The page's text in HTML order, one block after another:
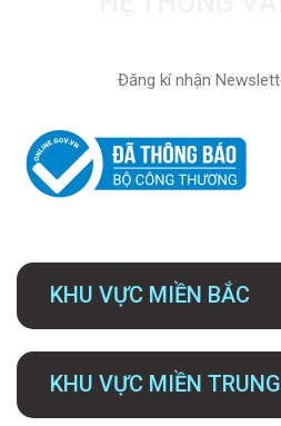
KHU VỰC MIỀN BẮC
KHU VỰC MIỀN TRUNG